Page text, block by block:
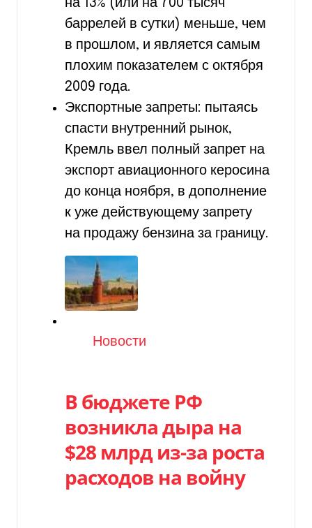
на 13% (или на 700 тысяч
баррелей в сутки) меньше, чем
в прошлом, и является самым
плохим показателем с октября
2009 года.
Экспортные запреты: пытаясь
спасти внутренний рынок,
Кремль ввел полный запрет на
экспорт авиационного керосина
до конца ноября, в дополнение
к уже действующему запрету
на продажу бензина за границу.
Категория
Новости
В бюджете РФ
возникла дыра на
$28 млрд из-за роста
расходов на войну